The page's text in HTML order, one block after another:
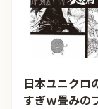
日本ユニクロ
すぎｗ畳みの